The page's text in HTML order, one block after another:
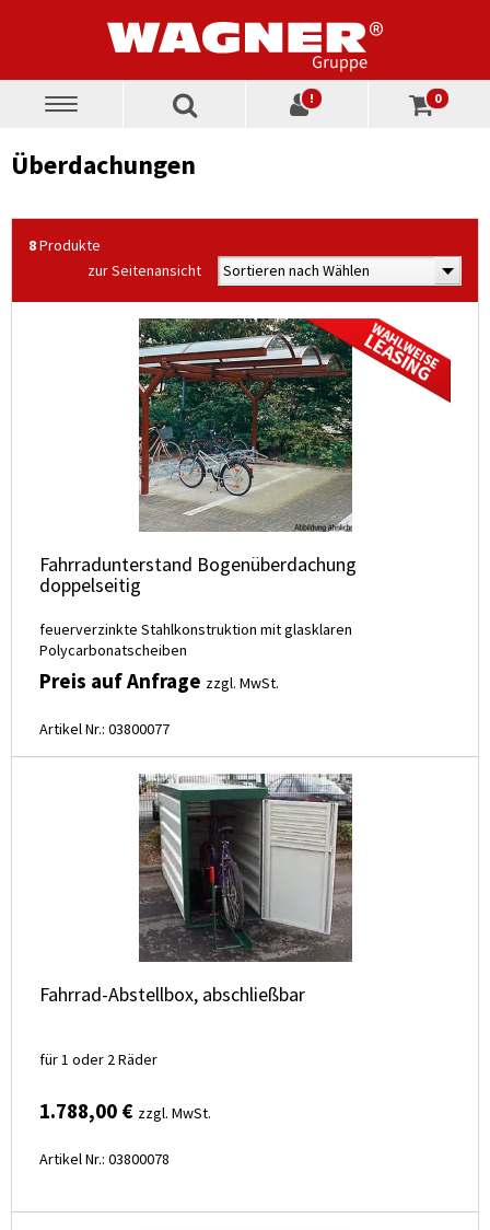
Toggle
! 0
Überdachungen
8Produkte
Sortieren nach Wählen
zur Seitenansicht
Fahrradunterstand Bogenüberdachung
doppelseitig
feuerverzinkte Stahlkonstruktion mit glasklaren
Polycarbonatscheiben
Preis auf Anfrage zzgl. MwSt.
Artikel Nr.: 03800077
Fahrrad-Abstellbox, abschließbar
für 1 oder 2 Räder
1.788,00 € zzgl. MwSt.
Artikel Nr.: 03800078